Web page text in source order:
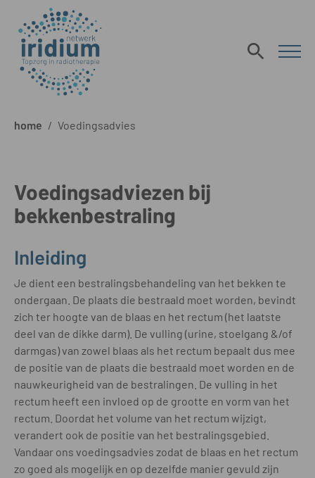
home / Voedingsadvies
Voedingsadviezen bij
bekkenbestraling
Inleiding
Je dient een bestralingsbehandeling van het bekken te
ondergaan. De plaats die bestraald moet worden, bevindt
zich ter hoogte van de blaas en het rectum (het laatste
deel van de dikke darm). De vulling (urine, stoelgang &/of
darmgas) van zowel blaas als het rectum bepaalt dus mee
de positie van de plaats die bestraald moet worden en de
nauwkeurigheid van de bestralingen. De vulling in het
rectum heeft een invloed op de grootte en vorm van het
rectum. Doordat het volume van het rectum wijzigt,
verandert ook de positie van het bestralingsgebied.
Vandaar ons voedingsadvies zodat de blaas en het rectum
zo goed als mogelijk en op dezelfde manier gevuld zijn